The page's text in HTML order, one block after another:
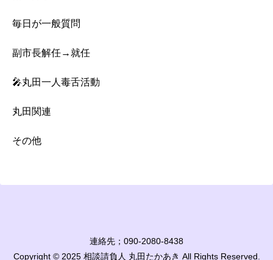
毎日が一般質問
副市長解任→就任
🎤丸田一人毒舌活動
丸田関連
その他
連絡先；090-2080-8438
Copyright © 2025 相談請負人 丸田たかあき All Rights Reserved.